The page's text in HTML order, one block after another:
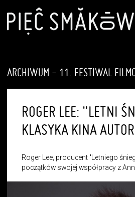
ARCHIWUM - 11. FESTIWAL
ROGER LEE: "LETNI
KLASYKA KINA
Roger Lee, producent "Letniego
początków swojej współpracy z Ann